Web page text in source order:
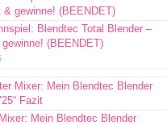
Blendtec Total Blender –
(BEENDET)
Mein Blendtec Blender